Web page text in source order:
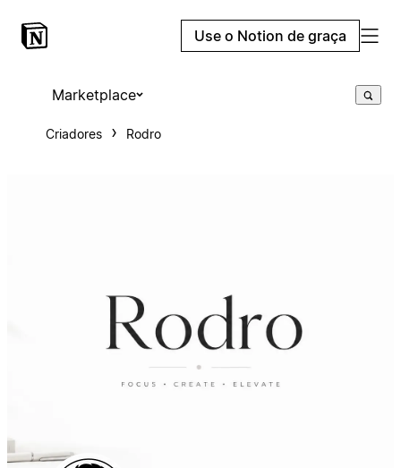
Use o Notion de graça
Marketplace
Criadores Rodro